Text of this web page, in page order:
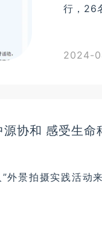
行，26
2024-
协和 感受生命
外景拍摄实践活动